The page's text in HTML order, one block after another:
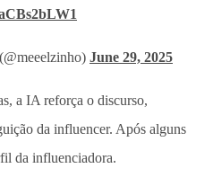
June 29, 2025
a IA reforça o discurso,
da influencer. Após alguns
da influenciadora.